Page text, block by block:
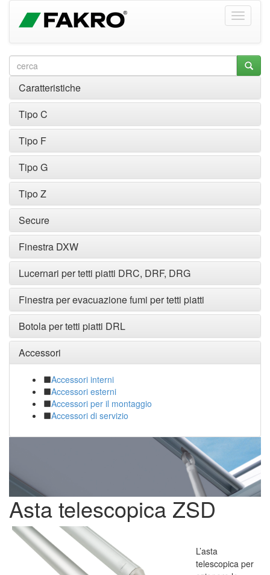
Caratteristiche
Tipo C
Tipo F
Tipo G
Tipo Z
Secure
Finestra DXW
Lucernari per tetti piatti DRC, DRF, DRG
Finestra per evacuazione fumi per tetti piatti
Botola per tetti piatti DRL
Accessori
Accessori interni
Accessori esterni
Accessori per il montaggio
Accessori di servizio
Asta telescopica ZSD
L’asta
telescopica per